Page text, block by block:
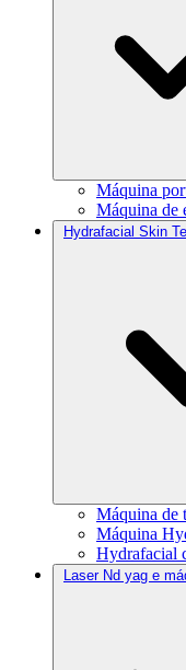
Máquina
Máquina de
Hydrafacial Skin
Máquina de
Máquina
Hydrafacial
Laser Nd yag e